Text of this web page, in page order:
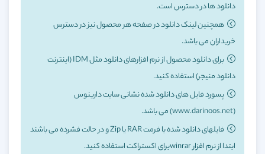
از دیگر نقاط قوت بازی می توان به گرافیک چشم نواز و خیره کننده آن
اشاره کرد.تصاویری زیبا از محیطهای گسترده شهرها و روستاهای اروپایی.
لطافت طبیعت در تقابل با خشونت و ویرانگیری جنگ تضادی تاثیر گذار
خلق کرده و به زیبایی حس نفرت از جنگ را القا می کند. تسلیحات و
تجهیزات جنگی نیز طیف وسیع و گسترده ای را تشکیل می دهند. نه تنها
در بازی شاهد سلاح هایی هستیم که به خوبی از نوع واقعی کپی برداشته
شده اند بلکه تلفیق این شبیه سازی و قابلیت های محیطی منطبق بر
رعایت دقیق قوانین فیزیکی در کنار جلوه های ویژه صوتی و تصویری چنان
دانلود ها در دسترس است.
همچنین لینک دانلود در صفحه هر محصول نیز در دسترس
خریداران می باشد.
برای دانلود محصول از نرم افزارهای دانلود مثل IDM (اینترنت
دانلود منیجر) استفاده کنید.
پسورد فایل های دانلود شده نشانی سایت دارینوس
(www.darinoos.net) می باشد.
فایلهای دانلود شده با فرمت RAR یا Zip و در حالت فشرده می باشند
ابتدا از نرم افزار winrarبرای اکستراکت استفاده کنید.